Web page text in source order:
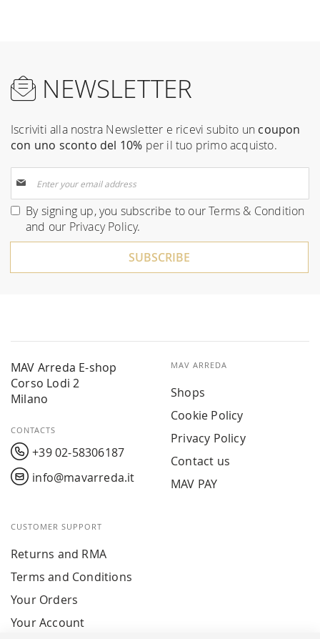
NEWSLETTER
Iscriviti alla nostra Newsletter e ricevi subito un coupon
con uno sconto del 10% per il tuo primo acquisto.
Up
for
Our
By signing up, you subscribe to ourTerms & Condition
and our Privacy Policy.
SUBSCRIBE
MAV Arreda E-shop
Corso Lodi 2
Milano
CONTACTS
+39 02-58306187
info@mavarreda.it
MAV ARREDA
Shops
Cookie Policy
Privacy Policy
Contact us
MAV PAY
CUSTOMER SUPPORT
Returns and RMA
Terms and Conditions
Your Orders
Your Account